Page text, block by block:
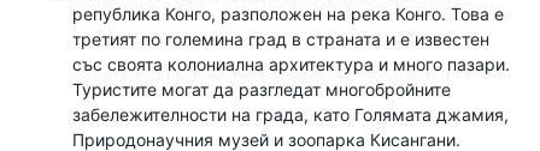
република Конго, разположен на река Конго. Това е
третият по големина град в страната и е известен
със своята колониална архитектура и много пазари.
Туристите могат да разгледат многобройните
забележителности на града, като Голямата джамия,
Природонаучния музей и зоопарка Кисангани.